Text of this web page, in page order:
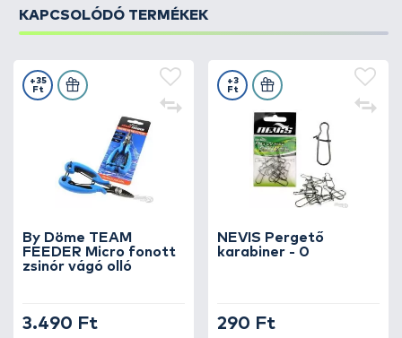
KAPCSOLÓDÓ TERMÉKEK
By Döme TEAM
FEEDER Micro fonott
zsinór vágó olló
+35
Ft
3.490 Ft
NEVIS Pergető
karabiner - 0
+3
Ft
290 Ft